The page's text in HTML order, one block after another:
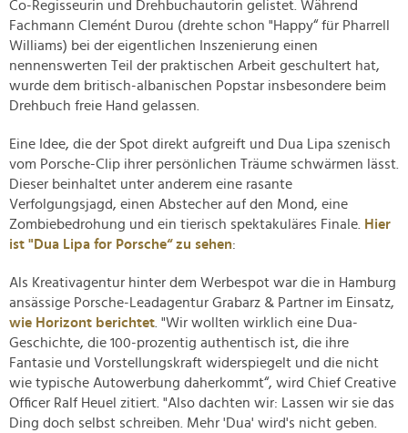
Co-Regisseurin und Drehbuchautorin gelistet. Während
Fachmann Clemént Durou (drehte schon "Happy“ für Pharrell
Williams) bei der eigentlichen Inszenierung einen
nennenswerten Teil der praktischen Arbeit geschultert hat,
wurde dem britisch-albanischen Popstar insbesondere beim
Drehbuch freie Hand gelassen.
Eine Idee, die der Spot direkt aufgreift und Dua Lipa szenisch
vom Porsche-Clip ihrer persönlichen Träume schwärmen lässt.
Dieser beinhaltet unter anderem eine rasante
Verfolgungsjagd, einen Abstecher auf den Mond, eine
Zombiebedrohung und ein tierisch spektakuläres Finale.
Hier
ist "Dua Lipa for Porsche“ zu sehen:
Als Kreativagentur hinter dem Werbespot war die in Hamburg
ansässige Porsche-Leadagentur Grabarz & Partner im Einsatz,
wie Horizont berichtet . "Wir wollten wirklich eine Dua-
Geschichte, die 100-prozentig authentisch ist, die ihre
Fantasie und Vorstellungskraft widerspiegelt und die nicht
wie typische Autowerbung daherkommt“, wird Chief Creative
Officer Ralf Heuel zitiert. "Also dachten wir: Lassen wir sie das
Ding doch selbst schreiben. Mehr 'Dua' wird's nicht geben.